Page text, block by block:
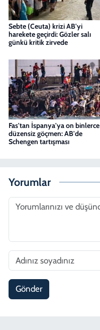
Sebte (Ceuta) krizi AB'yi
harekete geçirdi: Gözler salı
günkü kritik zirvede
Fas'tan İspanya'ya on binlerce
düzensiz göçmen: AB'de
Schengen tartışması
Yorumlar
Gönder